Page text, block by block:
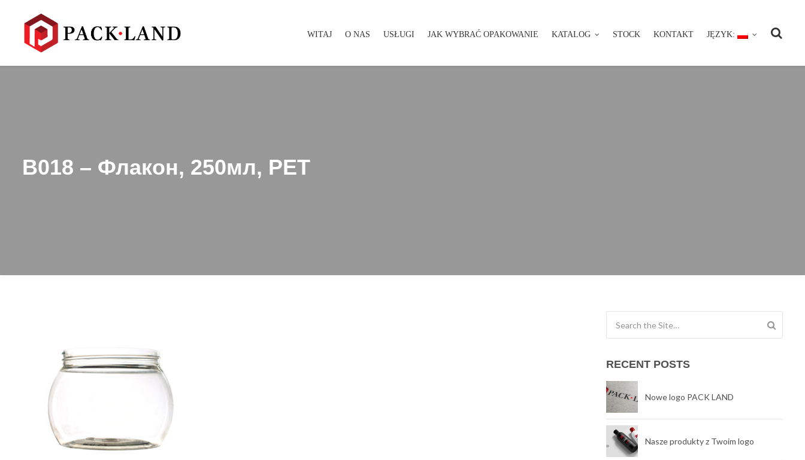
WITAJ O NAS USŁUGI JAK WYBRAĆ OPAKOWANIE KATALOG STOCK KONTAKT JĘZYK:
WITAJ O NAS USŁUGI JAK WYBRAĆ OPAKOWANIE KATALOG STOCK KONTAKT JĘZYK:
B018 – Флакон, 250мл, PET
RECENT POSTS
Nowe logo PACK LAND
Nasze produkty z Twoim logo